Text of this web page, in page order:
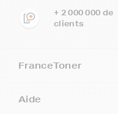
+ 2 000 000 de
clients
FranceToner
Aide